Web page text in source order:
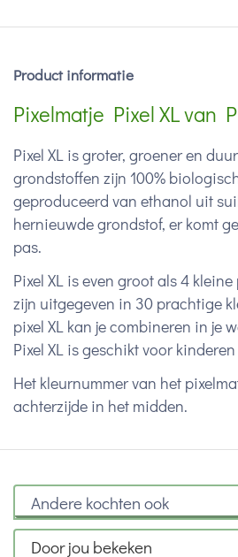
Product informatie
Pixelmatje Pixel XL van
Pixel XL is groter, groener en
grondstoffen zijn 100%
geproduceerd van ethanol uit
hernieuwde grondstof, er komt
pas.
Pixel XL is even groot als 4
zijn uitgegeven in 30 prachtige
pixel XL kan je combineren in je
Pixel XL is geschikt voor
Het kleurnummer van het
achterzijde in het midden.
Andere kochten ook
Door jou bekeken